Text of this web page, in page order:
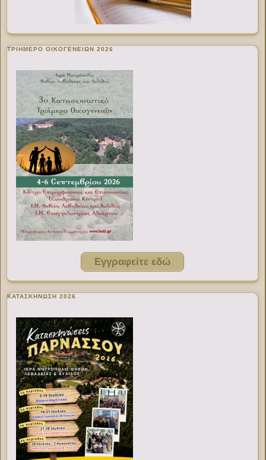
ΤΡΙΗΜΕΡΟ ΟΙΚΟΓΕΝΕΙΩΝ 2026
Εγγραφείτε εδώ
ΚΑΤΑΣΚΗΝΩΣΗ 2026